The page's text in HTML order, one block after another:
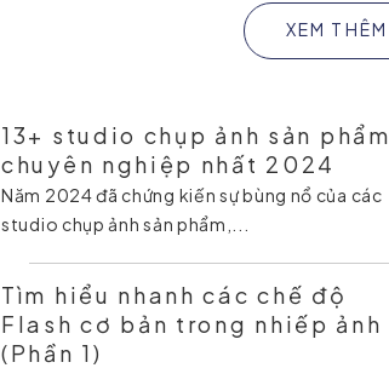
XEM THÊM
13+ studio chụp ảnh sản phẩm
chuyên nghiệp nhất 2024
Năm 2024 đã chứng kiến sự bùng nổ của các
studio chụp ảnh sản phẩm,...
Tìm hiểu nhanh các chế độ
Flash cơ bản trong nhiếp ảnh
(Phần 1)